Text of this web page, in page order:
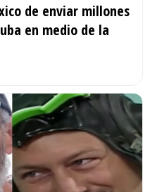
de enviar millones
en medio de la